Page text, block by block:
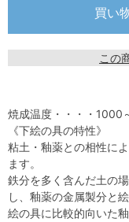
この
焼成温度・・・・
《下絵の具の特性》
粘土・釉薬との相性に
ます。
鉄分を多く含んだ土の
し、釉薬の金属製分と
絵の具に比較的向いた